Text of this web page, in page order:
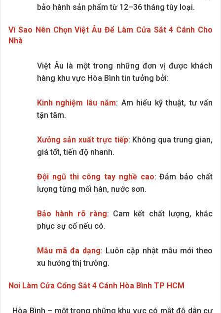
bảo hành sản phẩm từ 12–36 tháng tùy loại.
Vì Sao Nên Chọn Việt Âu Để Làm Cửa Sắt 4 Cánh Cho
Nhà
Việt Âu là một trong những đơn vị được khách
hàng khu vực Hòa Bình tin tưởng bởi:
Kinh nghiệm lâu năm: Am hiểu kỹ thuật, tư vấn
tận tâm.
Xưởng sản xuất trực tiếp: Không qua trung gian,
giá tốt, tiến độ nhanh.
Đội ngũ thi công tay nghề cao: Đảm bảo chất
lượng từng mối hàn, nước sơn.
Bảo hành rõ ràng: Cam kết chất lượng, khắc
phục sự cố nếu có.
Mẫu mã đa dạng: Luôn cập nhật mẫu mới theo
xu hướng thị trường.
Nơi Làm Cửa Cổng Sắt 4 Cánh Hòa Bình TP HCM
Hòa Bình – một trong những khu vực có mật độ dân cư